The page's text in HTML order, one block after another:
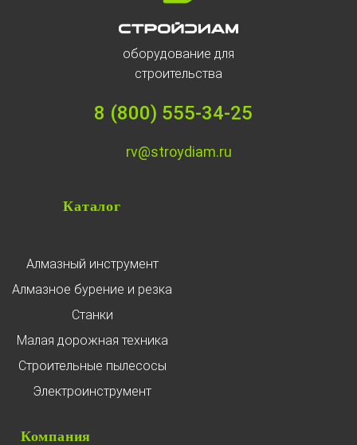
оборудование для
строительства
8 (800) 555-34-25
rv@stroydiam.ru
Каталог
Алмазный инструмент
Алмазное бурение и резка
Станки
Малая дорожная техника
Строительные пылесосы
Электроинструмент
Компания